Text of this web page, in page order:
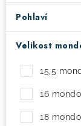
! Akce !
Moje objednávka
Testovací
Pohlaví
Velikost
15,5
16 mondo
18 mondo